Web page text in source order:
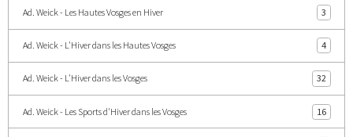
Ad. Weick - Les Hautes Vosges en Hiver 3
Ad. Weick - L'Hiver dans les Hautes Vosges 4
Ad. Weick - L'Hiver dans les Vosges 32
Ad. Weick - Les Sports d'Hiver dans les Vosges 16